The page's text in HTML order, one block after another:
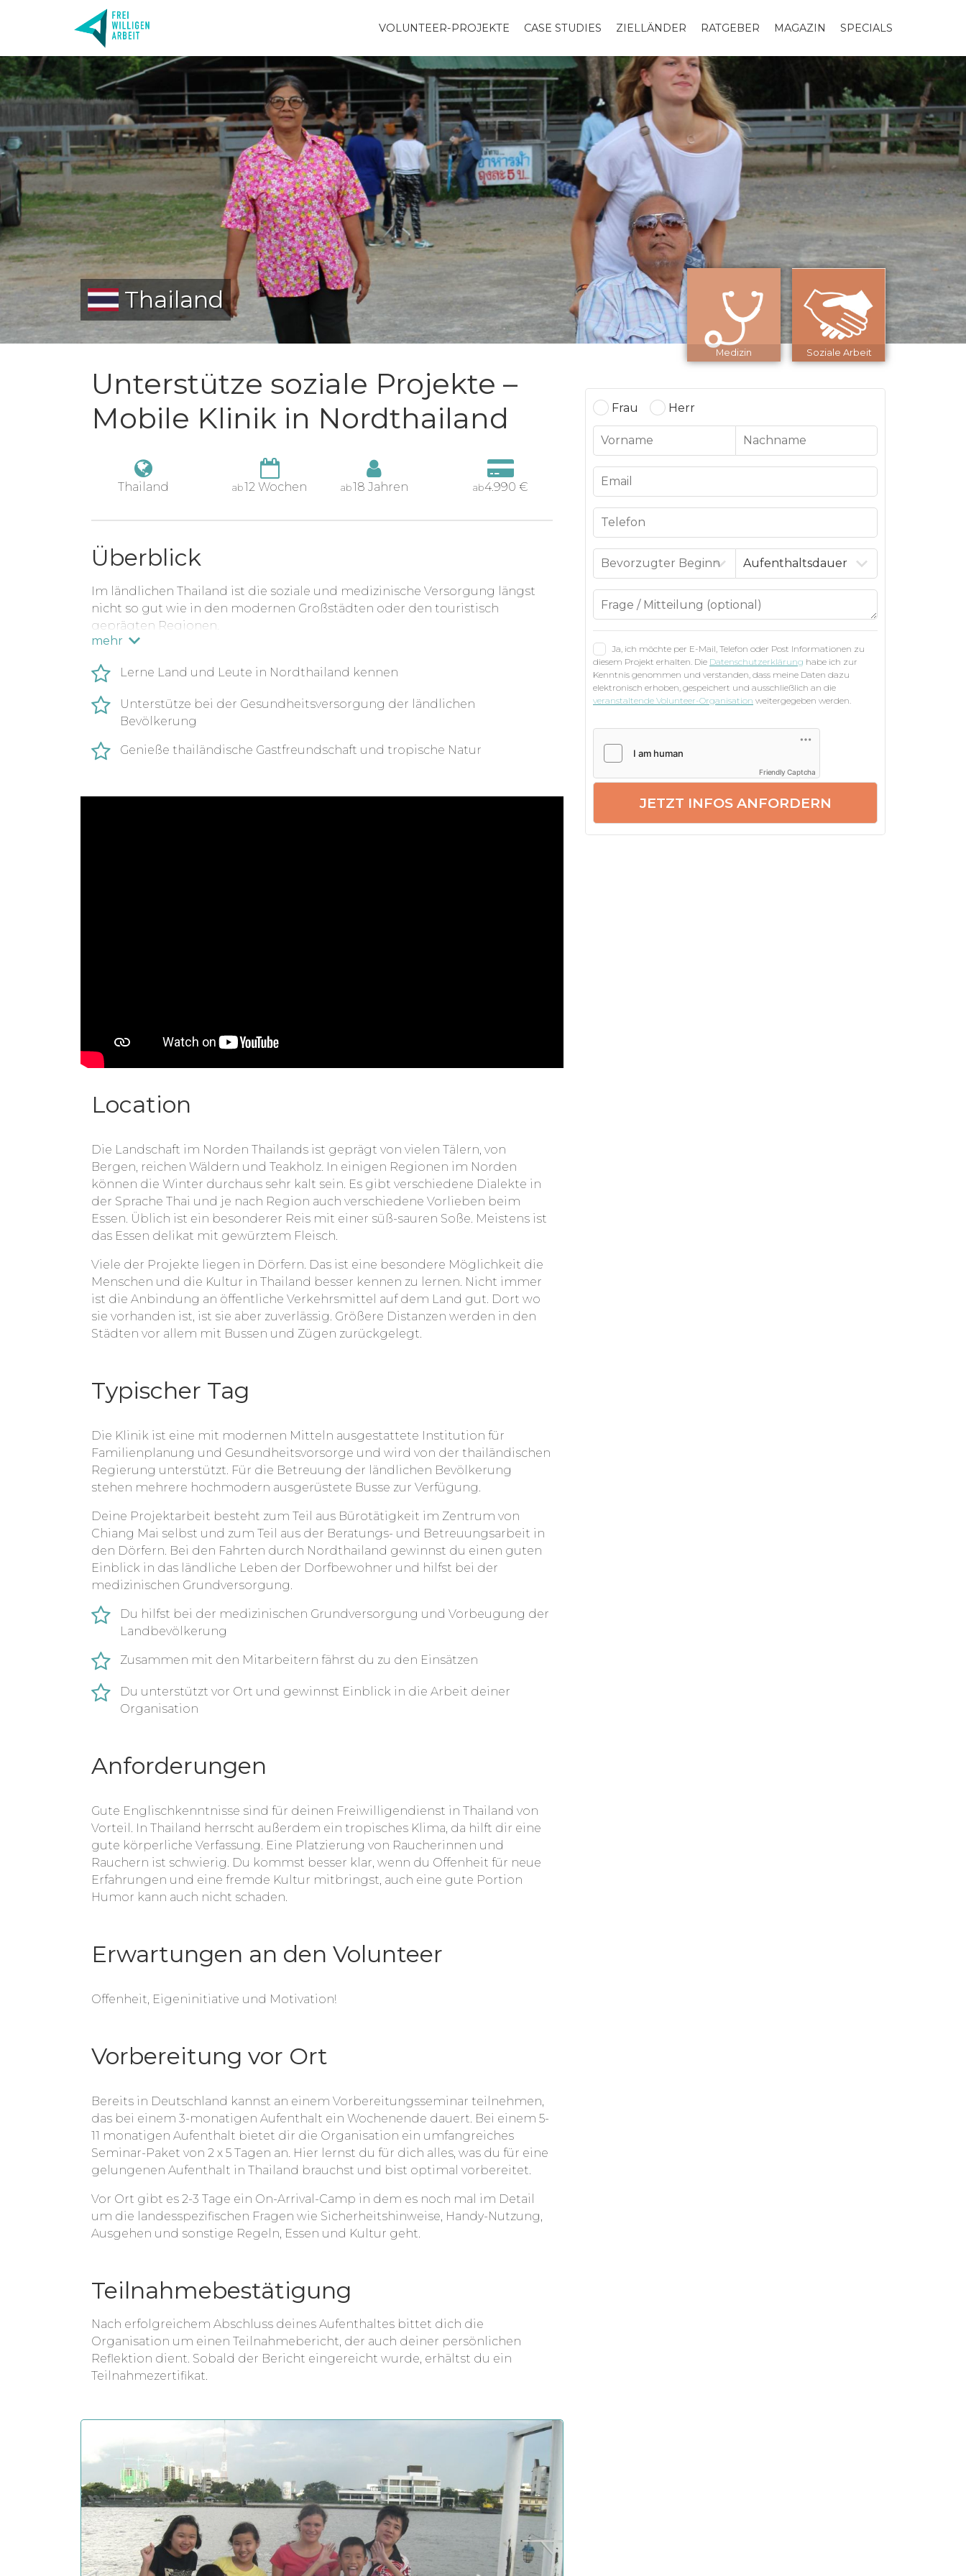
VOLUNTEER-PROJEKTE CASE STUDIES ZIELLÄNDER RATGEBER MAGAZIN SPECIALS
Thailand
Soziale Arbeit
Medizin
Unterstütze soziale Projekte –
Mobile Klinik in Nordthailand
Thailand ab12 Wochen ab18 Jahren ab4.990 €
Überblick
Im ländlichen Thailand ist die soziale und medizinische Versorgung längst
nicht so gut wie in den modernen Großstädten oder den touristisch
geprägten Regionen.
Blindenschulen, Gebärdenschulen oder Kindergärten für benachteiligte
deine Flexibilität und Einsatzwille gefragt und hilfreich.
Patientenbetreuung in einer mobilen Klinik für die Landbevölkerung
mehr
Lerne Land und Leute in Nordthailand kennen
Unterstütze bei der Gesundheitsversorgung der ländlichen
Bevölkerung
Genieße thailändische Gastfreundschaft und tropische Natur
Location
Die Landschaft im Norden Thailands ist geprägt von vielen Tälern, von
Bergen, reichen Wäldern und Teakholz. In einigen Regionen im Norden
können die Winter durchaus sehr kalt sein. Es gibt verschiedene Dialekte in
der Sprache Thai und je nach Region auch verschiedene Vorlieben beim
Essen. Üblich ist ein besonderer Reis mit einer süß-sauren Soße. Meistens ist
das Essen delikat mit gewürztem Fleisch.
Viele der Projekte liegen in Dörfern. Das ist eine besondere Möglichkeit die
Menschen und die Kultur in Thailand besser kennen zu lernen. Nicht immer
ist die Anbindung an öffentliche Verkehrsmittel auf dem Land gut. Dort wo
sie vorhanden ist, ist sie aber zuverlässig. Größere Distanzen werden in den
Städten vor allem mit Bussen und Zügen zurückgelegt.
Typischer Tag
Die Klinik ist eine mit modernen Mitteln ausgestattete Institution für
Familienplanung und Gesundheitsvorsorge und wird von der thailändischen
Regierung unterstützt. Für die Betreuung der ländlichen Bevölkerung
stehen mehrere hochmodern ausgerüstete Busse zur Verfügung.
Deine Projektarbeit besteht zum Teil aus Bürotätigkeit im Zentrum von
Chiang Mai selbst und zum Teil aus der Beratungs- und Betreuungsarbeit in
den Dörfern. Bei den Fahrten durch Nordthailand gewinnst du einen guten
Einblick in das ländliche Leben der Dorfbewohner und hilfst bei der
medizinischen Grundversorgung.
Du hilfst bei der medizinischen Grundversorgung und Vorbeugung der
Landbevölkerung
Zusammen mit den Mitarbeitern fährst du zu den Einsätzen
Du unterstützt vor Ort und gewinnst Einblick in die Arbeit deiner
Organisation
Anforderungen
Gute Englischkenntnisse sind für deinen Freiwilligendienst in Thailand von
Vorteil. In Thailand herrscht außerdem ein tropisches Klima, da hilft dir eine
gute körperliche Verfassung. Eine Platzierung von Raucherinnen und
Rauchern ist schwierig. Du kommst besser klar, wenn du Offenheit für neue
Erfahrungen und eine fremde Kultur mitbringst, auch eine gute Portion
Humor kann auch nicht schaden.
Erwartungen an den Volunteer
Offenheit, Eigeninitiative und Motivation!
Vorbereitung vor Ort
Bereits in Deutschland kannst an einem Vorbereitungsseminar teilnehmen,
das bei einem 3-monatigen Aufenthalt ein Wochenende dauert. Bei einem 5-
11 monatigen Aufenthalt bietet dir die Organisation ein umfangreiches
Seminar-Paket von 2 x 5 Tagen an. Hier lernst du für dich alles, was du für eine
gelungenen Aufenthalt in Thailand brauchst und bist optimal vorbereitet.
Vor Ort gibt es 2-3 Tage ein On-Arrival-Camp in dem es noch mal im Detail
um die landesspezifischen Fragen wie Sicherheitshinweise, Handy-Nutzung,
Ausgehen und sonstige Regeln, Essen und Kultur geht.
Teilnahmebestätigung
Nach erfolgreichem Abschluss deines Aufenthaltes bittet dich die
Organisation um einen Teilnahmebericht, der auch deiner persönlichen
Reflektion dient. Sobald der Bericht eingereicht wurde, erhältst du ein
Teilnahmezertifikat.
Frau Herr
Ja, ich möchte per E-Mail, Telefon oder Post Informationen zu
diesem Projekt erhalten. Die Datenschutzerklärung habe ich zur
Kenntnis genommen und verstanden, dass meine Daten dazu
elektronisch erhoben, gespeichert und ausschließlich an die
veranstaltende Volunteer-Organisation weitergegeben werden.
Friendly Captcha